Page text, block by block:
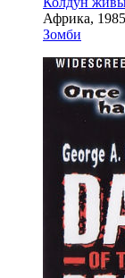
Африка, 1985
Зомби